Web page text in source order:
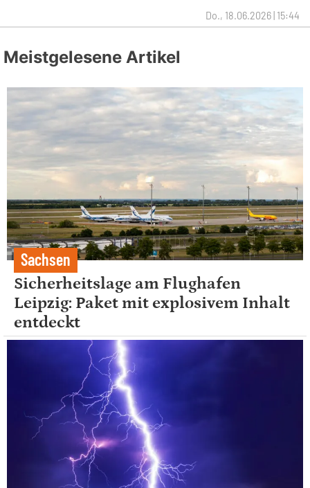
Do., 18.06.2026 | 15:44
Meistgelesene Artikel
Sachsen
Sicherheitslage am Flughafen
Leipzig: Paket mit explosivem Inhalt
entdeckt